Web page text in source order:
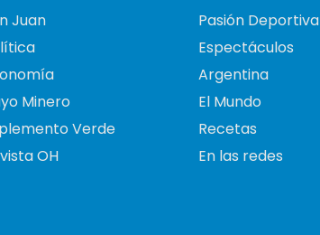
Juan
Minero
Verde
OH
Pasión Deportiva
Espectáculos
Argentina
El Mundo
Recetas
En las redes